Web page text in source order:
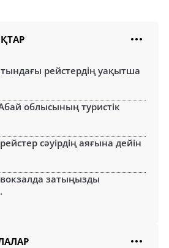
рейстердің уақытша
облысының туристік
сәуірдің аяғына дейін
затыңызды